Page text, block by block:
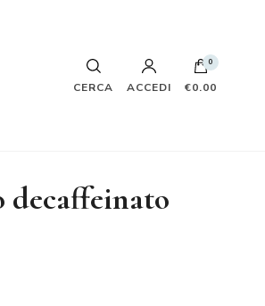
CERCA ACCEDI
0
€0.00
decaffeinato